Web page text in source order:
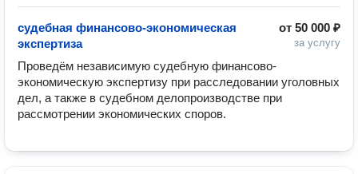
от 50 000 ₽
за услугу
судебная финансово-экономическая
экспертиза
Проведём независимую судебную финансово-
экономическую экспертизу при расследовании уголовных
дел, а также в судебном делопроизводстве при
рассмотрении экономических споров.